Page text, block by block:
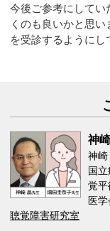
今後ご参考にしてい
くのも良いかと思
を受診するようにし
神
神崎
国
覚平
医学
聴覚障害研究室